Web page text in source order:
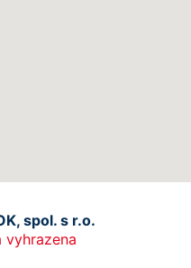
spol. s r.o.
vyhrazena